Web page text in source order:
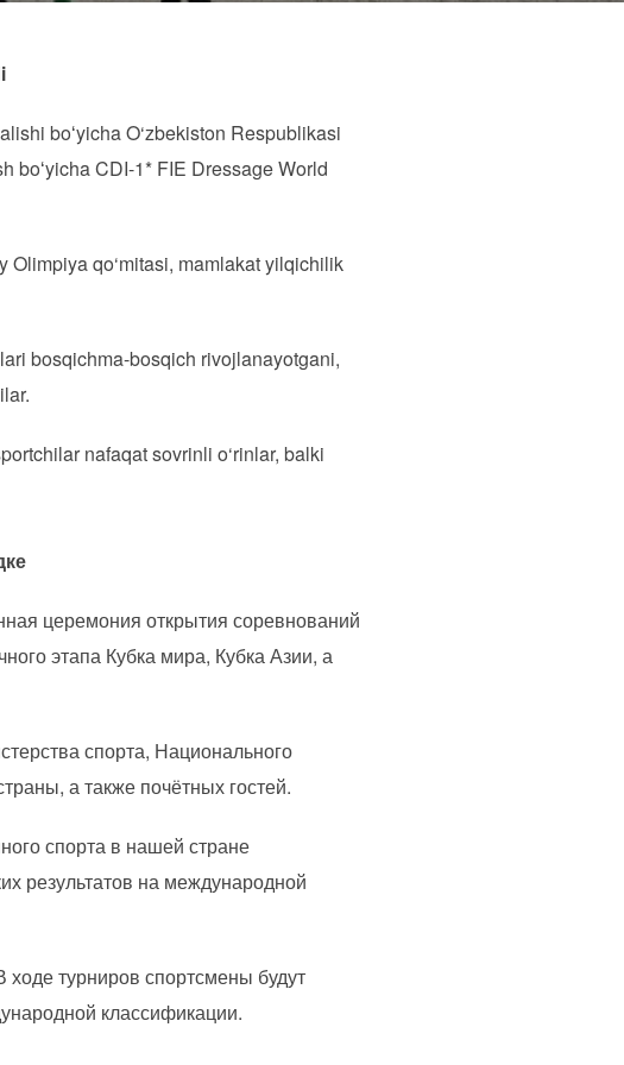
boʻyicha O‘zbekiston Respublikasi
boʻyicha CDI-1* FIE Dressage World
qo‘mitasi, mamlakat yilqichilik
bosqichma-bosqich rivojlanayotgani,
nafaqat sovrinli o‘rinlar, balki
церемония открытия соревнований
этапа Кубка мира, Кубка Азии, а
спорта, Национального
а также почётных гостей.
спорта в нашей стране
результатов на международной
турниров спортсмены будут
классификации.